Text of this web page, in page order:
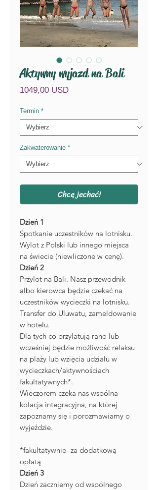
Aktywny wyjazd na Bali
1049,00 USDCena
Termin *
Zakwaterowanie *
Chcę jechać!
Dzień 1
Spotkanie uczestników na lotnisku.
Wylot z Polski lub innego miejsca
na świecie (niewliczone w cenę).
Dzień 2
Przylot na Bali. Nasz przewodnik
albo kierowca będzie czekać na
uczestników wycieczki na lotnisku.
Transfer do Uluwatu, zameldowanie
w hotelu.
Dla tych co przylatują rano lub
wcześniej będzie możliwość relaksu
na plaży lub wzięcia udziału w
wycieczkach/aktywnościach
fakultatywnych*.
Wieczorem czeka nas wspólna
kolacja integracyjna, na której
zapoznamy się i porozmawiamy o
wyjeździe.
*fakultatywnie- za dodatkową
opłatą
Dzień 3
Dzień zaczniemy od wspólnego